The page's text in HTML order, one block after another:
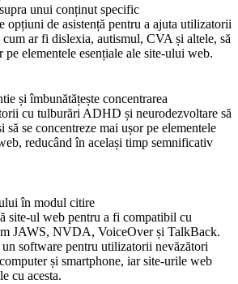
unui conținut specific
opțiuni de asistență pentru a ajuta utilizatorii
ar fi dislexia, autismul, CVA și altele, să
pe elementele esențiale ale site-ului web.
și îmbunătățește concentrarea
cu tulburări ADHD și neurodezvoltare să
să se concentreze mai ușor pe elementele
reducând în același timp semnificativ
în modul citire
site-ul web pentru a fi compatibil cu
JAWS, NVDA, VoiceOver și TalkBack.
software pentru utilizatorii nevăzători
și smartphone, iar site-urile web
cu acesta.